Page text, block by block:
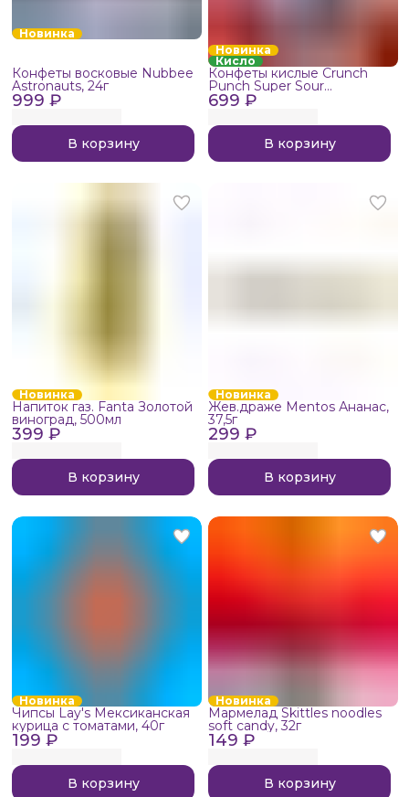
Новинка
999 ₽
Конфеты восковые Nubbee
Astronauts, 24г
В корзину
Новинка
Кисло
699 ₽
Конфеты кислые Crunch
Punch Super Sour
Rainbows, 50г
В корзину
Новинка
399 ₽
Напиток газ. Fanta Золотой
виноград, 500мл
В корзину
Новинка
299 ₽
Жев.драже Mentos Ананас,
37,5г
В корзину
Новинка
199 ₽
Чипсы Lay's Мексиканская
курица с томатами, 40г
В корзину
Новинка
149 ₽
Мармелад Skittles noodles
soft candy, 32г
В корзину